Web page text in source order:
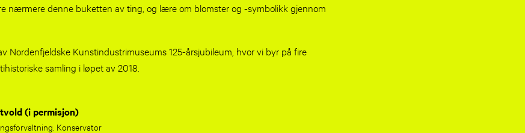
nærmere denne buketten av ting, og lære om blomster og -symbolikk gjennom
Nordenfjeldske Kunstindustrimuseums 125-årsjubileum, hvor vi byr på fire
samling i løpet av 2018.
(i permisjon)
Konservator